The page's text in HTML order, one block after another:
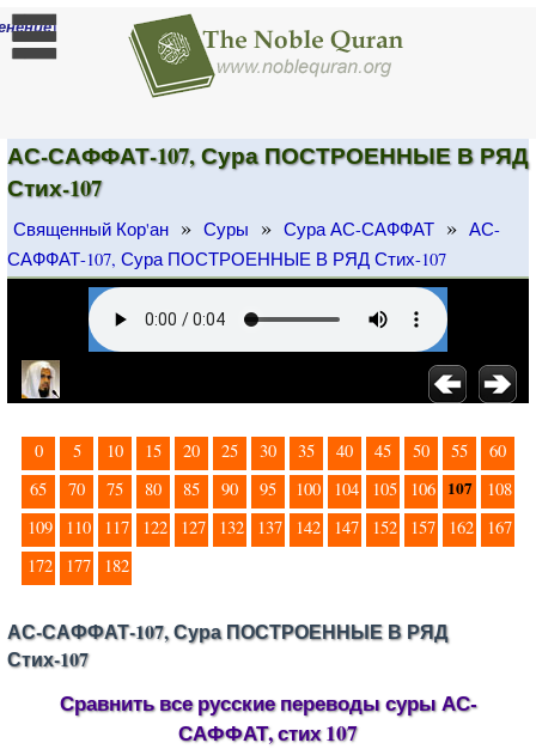
]
АС-САФФАТ-107, Сура ПОСТРОЕННЫЕ В РЯД
Стих-107
Священный Кор'ан » Суры » Сура АС-САФФАТ » АС-
САФФАТ-107, Сура ПОСТРОЕННЫЕ В РЯД Стих-107
0 5 10 15 20 25 30 35 40 45 50 55
60
65
70 75 80 85 90 95 100 104 105 106 107
108
109
110 117 122 127 132 137 142 147 152 157 162
167
172
177 182
АС-САФФАТ-107, Сура ПОСТРОЕННЫЕ В РЯД
Стих-107
Сравнить все русские переводы суры АС-
САФФАТ, стих 107